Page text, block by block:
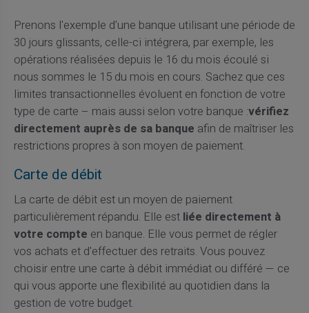
Prenons l'exemple d'une banque utilisant une période de
30 jours glissants, celle-ci intégrera, par exemple, les
opérations réalisées depuis le 16 du mois écoulé si
nous sommes le 15 du mois en cours. Sachez que ces
limites transactionnelles évoluent en fonction de votre
type de carte – mais aussi selon votre banque :vérifiez
directement auprès de sa banque afin de maîtriser les
restrictions propres à son moyen de paiement.
Carte de débit
La carte de débit est un moyen de paiement
particulièrement répandu. Elle est liée directement à
votre compte en banque. Elle vous permet de régler
vos achats et d'effectuer des retraits. Vous pouvez
choisir entre une carte à débit immédiat ou différé — ce
qui vous apporte une flexibilité au quotidien dans la
gestion de votre budget.